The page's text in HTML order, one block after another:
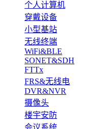
个人计算机
穿戴设备
小型基站
无线终端
WiFi&BLE
SONET&SDH
FTTx
FRS&无线电
DVR&NVR
摄像头
楼宇安防
会议系统